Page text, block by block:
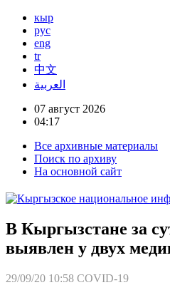
кыр
рус
eng
tr
中文
العربية
07 август 2026
04:17
Все архивные материалы
Поиск по архиву
На основной сайт
В Кыргызстане за
выявлен у двух
29/09/20 10:58 COVID-19